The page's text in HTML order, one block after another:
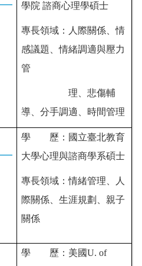
學院 諮商心理學碩士
專長領域：人際關係、情
感議題、情緒調適與壓力
管
理 、悲傷輔
導、分手調適、時間管理
學 歷： 國立臺北教育
大學心理與諮商學系碩士
專長領域：情緒管理、人
際關係、生涯規劃、親子
關係
學 歷： 美國U. of